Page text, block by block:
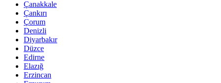
Çanakkale
Çankırı
Çorum
Denizli
Diyarbakır
Düzce
Edirne
Elazığ
Erzincan